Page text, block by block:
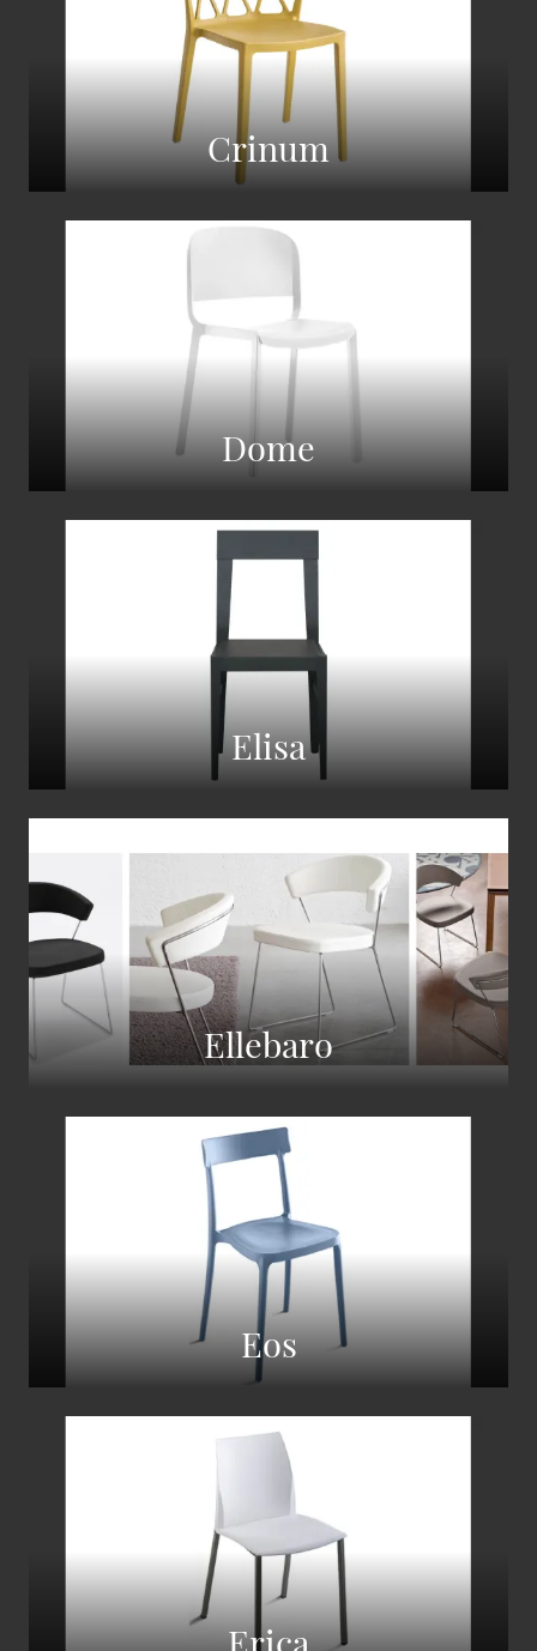
Crinum
Dome
Elisa
Ellebaro
Eos
Erica